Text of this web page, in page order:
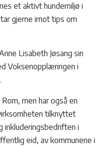
et aktivt hundemiljø i
gjerne imot tips om
Lisabeth Jøsang sin
Voksenopplæringen i
men har også en
tilknyttet
inkluderingsbedriften i
eid, av kommunene i